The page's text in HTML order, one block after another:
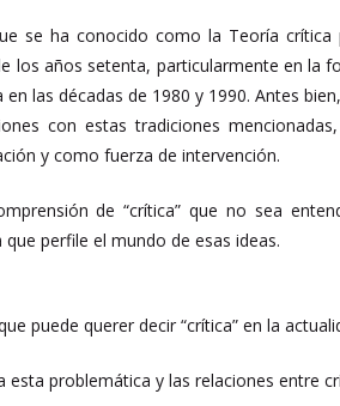
se ha conocido como la Teoría
los años setenta, particularmente en la
las décadas de 1980 y 1990. Antes
con estas tradiciones
y como fuerza de intervención.
de “crítica” que no sea
perfile el mundo de esas ideas.
puede querer decir “crítica” en la
problemática y las relaciones entre